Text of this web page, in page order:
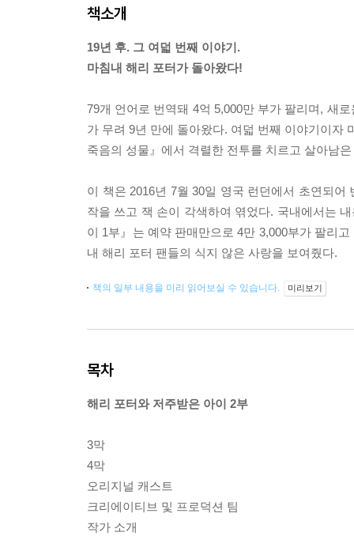
책소개
19년 후. 그 여덟 번째 이야기.
마침내 해리 포터가 돌아왔다!
79개 언어로 번역돼 4억 5,000만 부가 팔리며, 새
가 무려 9년 만에 돌아왔다. 여덟 번째 이야기이자
죽음의 성물』에서 격렬한 전투를 치르고 살아남
이 책은 2016년 7월 30일 영국 런던에서 초연되
작을 쓰고 잭 손이 각색하여 엮었다. 국내에서는
이 1부』는 예약 판매만으로 4만 3,000부가 팔리
내 해리 포터 팬들의 식지 않은 사랑을 보여줬다.
책의 일부 내용을 미리 읽어보실 수 있습니다. 미리보기
목차
해리 포터와 저주받은 아이 2부
3막
4막
오리지널 캐스트
크리에이티브 및 프로덕션 팀
작가 소개